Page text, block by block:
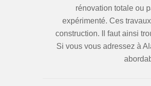
rénovation totale ou
expérimenté. Ces
construction. Il faut ainsi
Si vous vous adressez à